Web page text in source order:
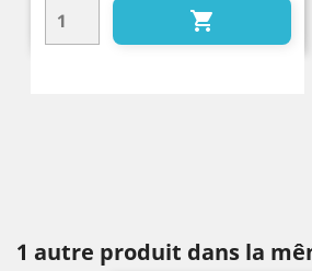

1 autre produit dans la